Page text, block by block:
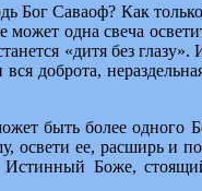
Бог Саваоф? Как
одна свеча
«дитя без
доброта,
быть более
освети ее, расширь и
Боже,